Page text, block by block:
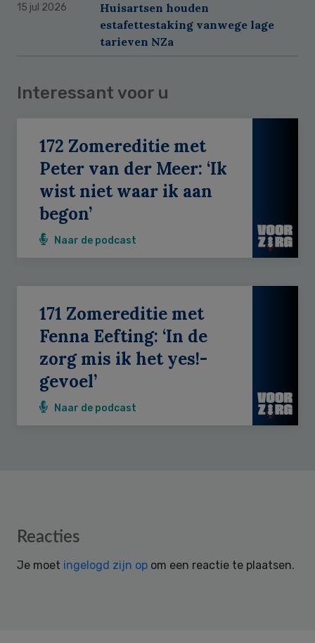
15 jul 2026
Huisartsen houden
estafettestaking vanwege lage
tarieven NZa
Interessant voor u
172 Zomereditie met
Peter van der Meer: ‘Ik
wist niet waar ik aan
begon’
Naar de podcast
171 Zomereditie met
Fenna Eefting: ‘In de
zorg mis ik het yes!-
gevoel’
Naar de podcast
Reader
Reacties
Je moet ingelogd zijn op om een reactie te plaatsen.